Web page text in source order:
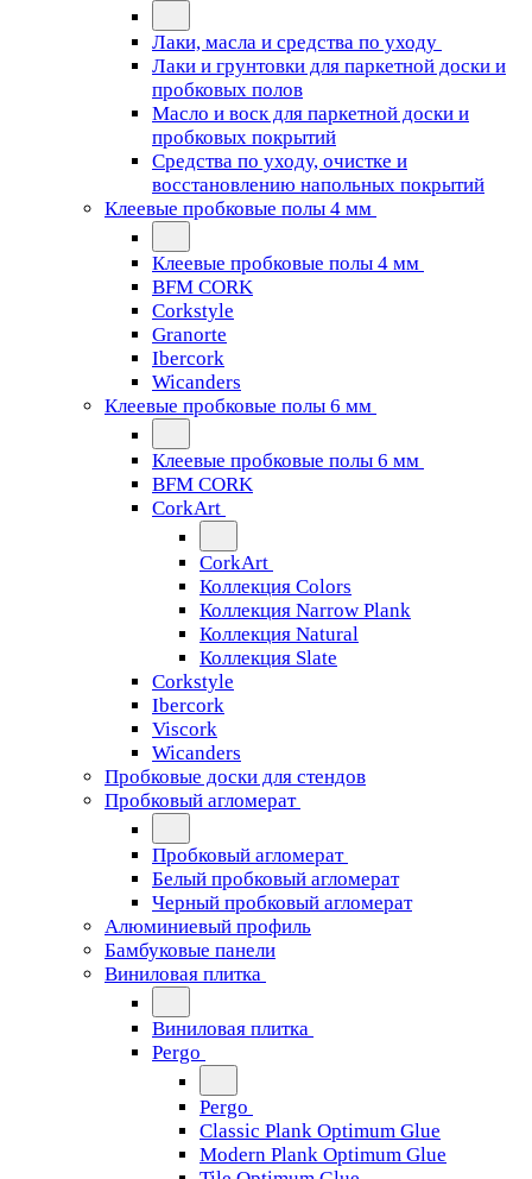
Лаки, масла и средства по уходу
Лаки и грунтовки для паркетной доски и
пробковых полов
Масло и воск для паркетной доски и
пробковых покрытий
Средства по уходу, очистке и
восстановлению напольных покрытий
Клеевые пробковые полы 4 мм
Клеевые пробковые полы 4 мм
BFM CORK
Corkstyle
Granorte
Ibercork
Wicanders
Клеевые пробковые полы 6 мм
Клеевые пробковые полы 6 мм
BFM CORK
CorkArt
CorkArt
Коллекция Colors
Коллекция Narrow Plank
Коллекция Natural
Коллекция Slate
Corkstyle
Ibercork
Viscork
Wicanders
Пробковые доски для стендов
Пробковый агломерат
Пробковый агломерат
Белый пробковый агломерат
Черный пробковый агломерат
Алюминиевый профиль
Бамбуковые панели
Виниловая плитка
Виниловая плитка
Pergo
Pergo
Classic Plank Optimum Glue
Modern Plank Optimum Glue